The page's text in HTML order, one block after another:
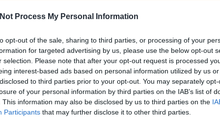
Process My Personal Information
opt-out of the sale, sharing to third parties, or processing of your
for targeted advertising by us, please use the below opt-out
selection. Please note that after your opt-out request is processed
interest-based ads based on personal information utilized by us
to third parties prior to your opt-out. You may separately
of your personal information by third parties on the IAB’s list of
This information may also be disclosed by us to third parties on the
Participants that may further disclose it to other third parties.
döccenők lassan-lassan irányított,
Megtanulhatjuk uralni a tempót, a hangot, a
gyakorlás útján érhető el. A beszédtechnika
önképző gyakorlat és persze sajtós lehet a
vagy a kamera előtti szereplés otthon is
cégünkről kérdez egy újságíró, akinek
Ehhez segédeszközünk lehet az otthoni
Ha szükséges, kérjünk meg barátokat,
2024
2024
2024
2024
2024
2024